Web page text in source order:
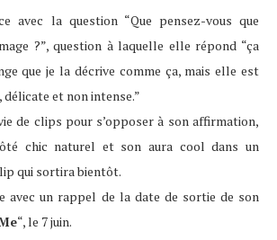
avec la question “Que pensez-vous que
?”, question à laquelle elle répond “ça
que je la décrive comme ça, mais elle est
et non intense.”
de clips pour s’opposer à son affirmation,
chic naturel et son aura cool dans un
qui sortira bientôt.
avec un rappel de la date de sortie de son
“, le 7 juin.